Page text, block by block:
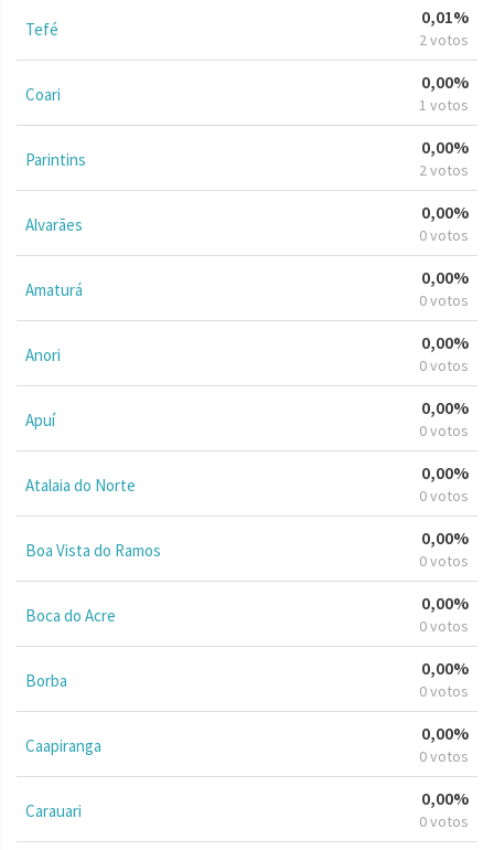
Tefé
0,01%
2 votos
Coari
0,00%
1 votos
Parintins
0,00%
2 votos
Alvarães
0,00%
0 votos
Amaturá
0,00%
0 votos
Anori
0,00%
0 votos
Apuí
0,00%
0 votos
Atalaia do Norte
0,00%
0 votos
Boa Vista do Ramos
0,00%
0 votos
Boca do Acre
0,00%
0 votos
Borba
0,00%
0 votos
Caapiranga
0,00%
0 votos
Carauari
0,00%
0 votos